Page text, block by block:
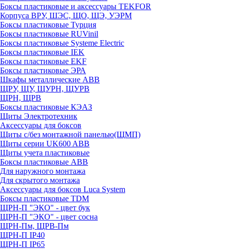
Боксы пластиковые и аксессуары TEKFOR
Корпуса ВРУ, ШЭС, ЩО, ЩЭ, УЭРМ
Боксы пластиковые Турция
Боксы пластиковые RUVinil
Боксы пластиковые Systeme Electric
Боксы пластиковые IEK
Боксы пластиковые EKF
Боксы пластиковые ЭРА
Шкафы металлические ABB
ЩРУ, ЩУ, ЩУРН, ЩУРВ
ЩРН, ЩРВ
Боксы пластиковые КЭАЗ
Щиты Электротехник
Аксессуары для боксов
Щиты с/без монтажной панелью(ЩМП)
Щиты серии UK600 ABB
Щиты учета пластиковые
Боксы пластиковые ABB
Для наружного монтажа
Для скрытого монтажа
Аксессуары для боксов Luca System
Боксы пластиковые TDM
ЩРН-П "ЭКО" - цвет бук
ЩРН-П "ЭКО" - цвет сосна
ЩРН-Пм, ЩРВ-Пм
ЩРН-П IP40
ЩРН-П IP65